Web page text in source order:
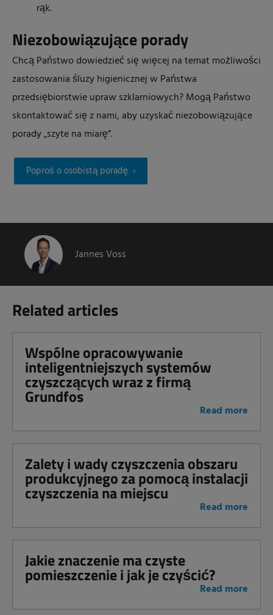
rąk.
Niezobowiązujące porady
Chcą Państwo dowiedzieć się więcej na temat możliwości
zastosowania śluzy higienicznej w Państwa
przedsiębiorstwie upraw szklarniowych? Mogą Państwo
skontaktować się z nami, aby uzyskać niezobowiązujące
porady „szyte na miarę”.
Poproś o osobistą poradę
Jannes Voss
Related articles
Wspólne opracowywanie
inteligentniejszych systemów
czyszczących wraz z firmą
Grundfos
Read more
Zalety i wady czyszczenia obszaru
produkcyjnego za pomocą instalacji
czyszczenia na miejscu
Read more
Jakie znaczenie ma czyste
pomieszczenie i jak je czyścić?
Read more